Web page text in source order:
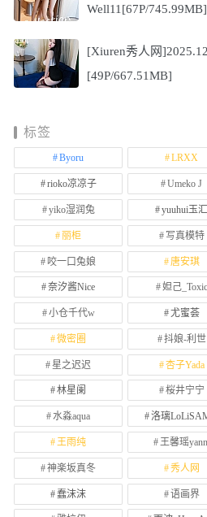
Well11[67P/745.99MB]
[Xiuren秀人网
[49P/667.51MB]
标签
Byoru LRXX
rioko凉凉子 Umeko J
yiko湿润兔 yuuhui玉汇
丽柜 写真模特
咬一口兔娘 唐安琪
奈汐酱Nice 妲己_Toxic
小仓千代w 尤蜜荟
微密圈 抖娘-利世
星之迟迟 杏子Yada
林星阑 桜井宁宁
水淼aqua 洛璃
王雨纯 王馨瑶
神楽坂真冬 秀人网
蠢沫沫 语画界